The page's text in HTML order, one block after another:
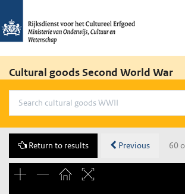
Cultural goods Second World War
Return to results Previous 60